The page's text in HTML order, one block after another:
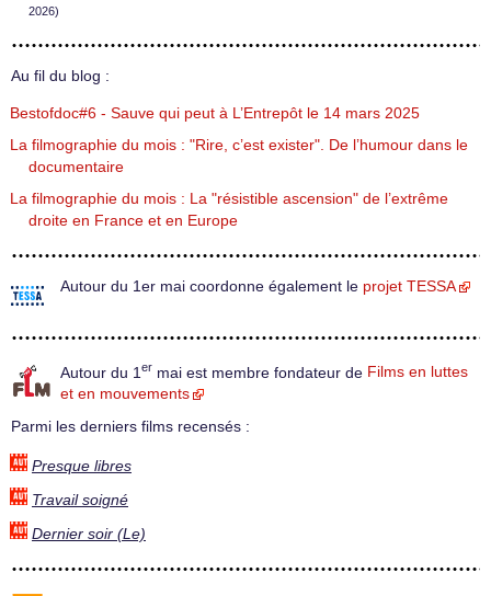
2026)
Au fil du blog :
Bestofdoc#6 - Sauve qui peut à L’Entrepôt le 14 mars 2025
La filmographie du mois : "Rire, c’est exister". De l’humour dans le
documentaire
La filmographie du mois : La "résistible ascension" de l’extrême
droite en France et en Europe
Autour du 1er mai coordonne également le projet TESSA
Autour du 1 er mai est membre fondateur de Films en luttes
et en mouvements
Parmi les derniers films recensés :
Presque libres
Travail soigné
Dernier soir (Le)